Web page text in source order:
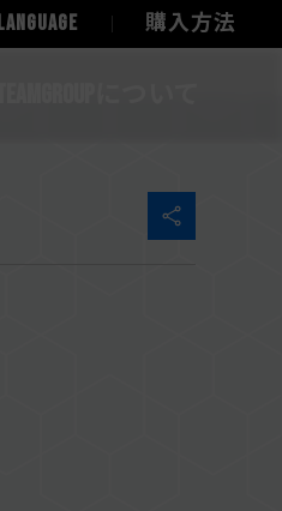
LANGUAGE 購入方法